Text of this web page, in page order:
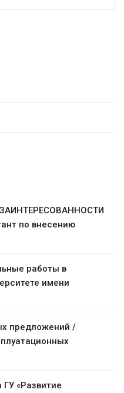
по внесению
работы в
имени
предложений /
«Развитие